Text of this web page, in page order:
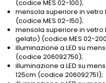
(codice MES 02-100);
mensola superiore in
(codice MES 02-150);
mensola superiore in
gelato) (codice MES 02-
illuminazione a LED su
(codice 206092750);
illuminazione a LED su
125cm (codice 206092751);